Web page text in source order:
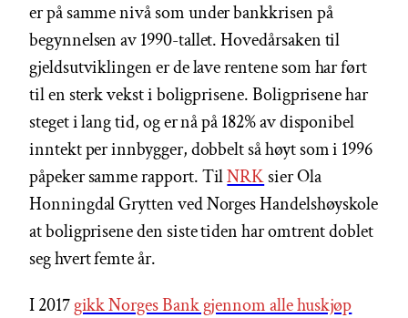
er på samme nivå som under bankkrisen på
begynnelsen av 1990-tallet. Hovedårsaken til
gjeldsutviklingen er de lave rentene som har ført
til en sterk vekst i boligprisene. Boligprisene har
steget i lang tid, og er nå på 182% av disponibel
inntekt per innbygger, dobbelt så høyt som i 1996
påpeker samme rapport. TilNRKsier Ola
Honningdal Grytten ved Norges Handelshøyskole
at boligprisene den siste tiden har omtrent doblet
seg hvert femte år.
I 2017gikk Norges Bank gjennom alle huskjøp